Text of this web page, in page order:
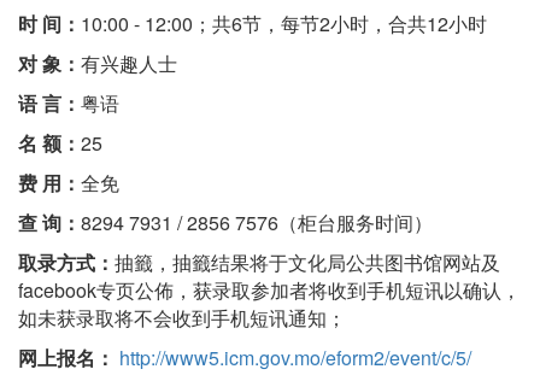
时 间： 10:00 - 12:00；共6节，每节2小时，合共12小时
对 象： 有兴趣人士
语 言： 粤语
名 额： 25
费 用： 全免
查 询： 8294 7931 / 2856 7576（柜台服务时间）
取录方式： 抽籤，抽籤结果将于文化局公共图书馆网站及
facebook专页公佈，获录取参加者将收到手机短讯以确认，
如未获录取将不会收到手机短讯通知；
网上报名： http://www5.icm.gov.mo/eform2/event/c/5/